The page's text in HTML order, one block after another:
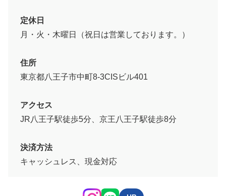
定休日
月・火・木曜日（祝日は営業しております。）
住所
東京都八王子市中町8-3CISビル401
アクセス
JR八王子駅徒歩5分、京王八王子駅徒歩8分
決済方法
キャッシュレス、現金対応